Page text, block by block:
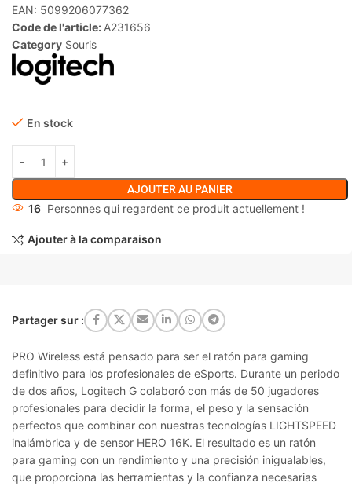
EAN: 5099206077362
Code de l'article: A231656
Category Souris
En stock
AJOUTER AU PANIER
16 Personnes qui regardent ce produit actuellement !
Ajouter à la comparaison
Partager sur :
PRO Wireless está pensado para ser el ratón para gaming
definitivo para los profesionales de eSports. Durante un periodo
de dos años, Logitech G colaboró con más de 50 jugadores
profesionales para decidir la forma, el peso y la sensación
perfectos que combinar con nuestras tecnologías LIGHTSPEED
inalámbrica y de sensor HERO 16K. El resultado es un ratón
para gaming con un rendimiento y una precisión inigualables,
que proporciona las herramientas y la confianza necesarias